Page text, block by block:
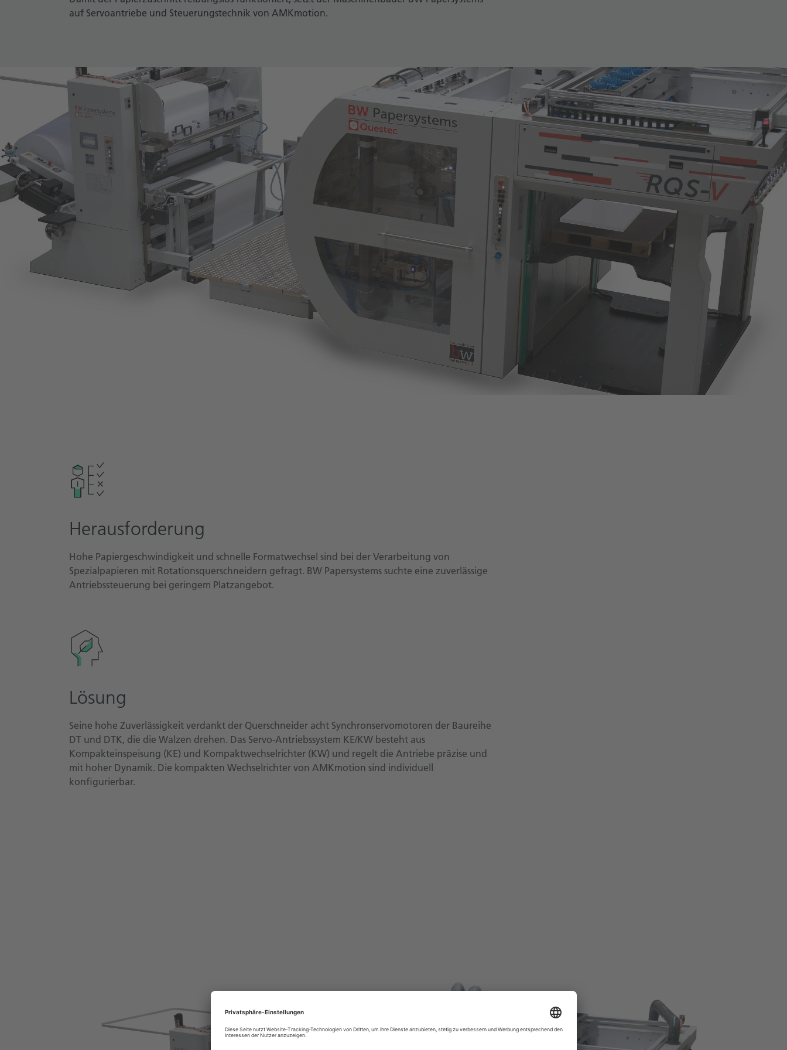
auf Servoantriebe und Steuerungstechnik von AMKmotion.
Herausforderung
Hohe Papiergeschwindigkeit und schnelle Formatwechsel sind bei der Verarbeitung von
Spezialpapieren mit Rotationsquerschneidern gefragt. BW Papersystems suchte eine zuverlässige
Antriebssteuerung bei geringem Platzangebot.
Lösung
Seine hohe Zuverlässigkeit verdankt der Querschneider acht Synchronservomotoren der Baureihe
DT und DTK, die die Walzen drehen. Das Servo-Antriebssystem KE/KW besteht aus
Kompakteinspeisung (KE) und Kompaktwechselrichter (KW) und regelt die Antriebe präzise und
mit hoher Dynamik. Die kompakten Wechselrichter von AMKmotion sind individuell
konfigurierbar.